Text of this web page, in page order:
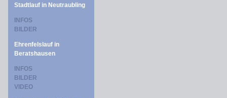
Stadtlauf in Neutraubling
INFOS
BILDER
Ehrenfelslauf in
Beratshausen
INFOS
BILDER
VIDEO